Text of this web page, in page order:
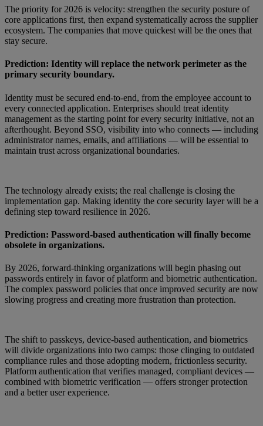
The priority for 2026 is velocity: strengthen the security posture of
core applications first, then expand systematically across the supplier
ecosystem. The companies that move quickest will be the ones that
stay secure.
Prediction: Identity will replace the network perimeter as the
primary security boundary.
Identity must be secured end-to-end, from the employee account to
every connected application. Enterprises should treat identity
management as the starting point for every security initiative, not an
afterthought. Beyond SSO, visibility into who connects — including
administrator names, emails, and affiliations — will be essential to
maintain trust across organizational boundaries.
The technology already exists; the real challenge is closing the
implementation gap. Making identity the core security layer will be a
defining step toward resilience in 2026.
Prediction: Password-based authentication will finally become
obsolete in organizations.
By 2026, forward-thinking organizations will begin phasing out
passwords entirely in favor of platform and biometric authentication.
The complex password policies that once improved security are now
slowing progress and creating more frustration than protection.
The shift to passkeys, device-based authentication, and biometrics
will divide organizations into two camps: those clinging to outdated
compliance rules and those adopting modern, frictionless security.
Platform authentication that verifies managed, compliant devices —
combined with biometric verification — offers stronger protection
and a better user experience.